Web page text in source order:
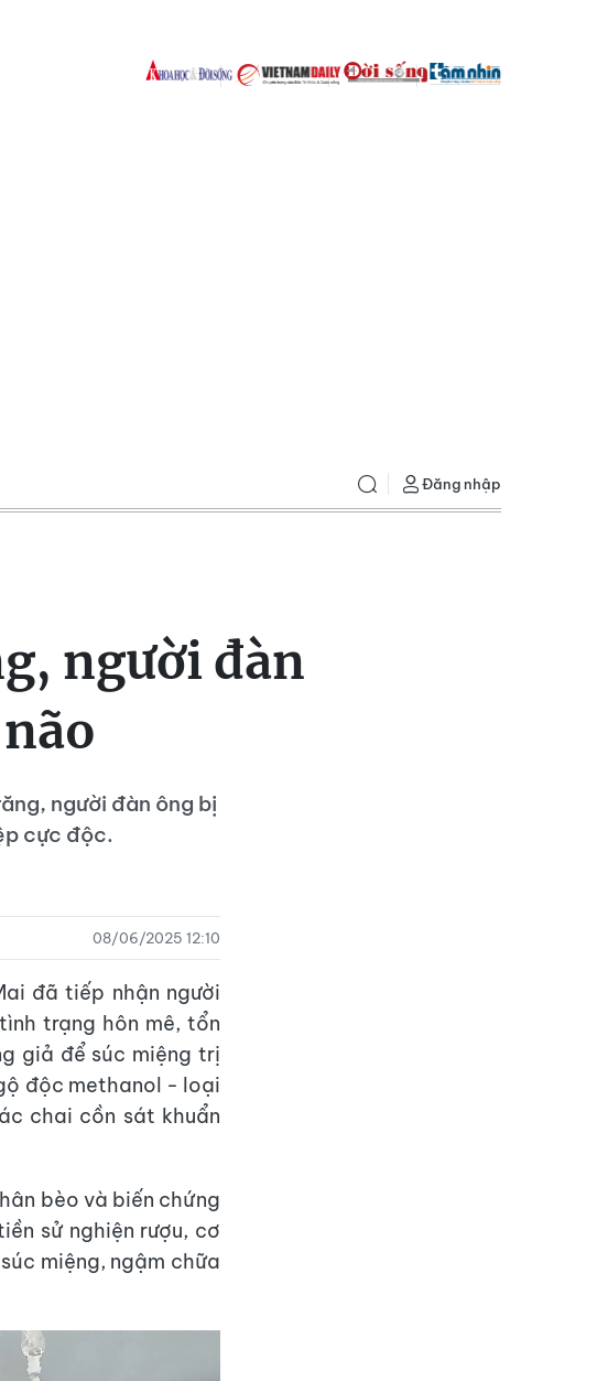
Đăng nhập
người đàn
người đàn ông bị
cực độc.
08/06/2025 12:10
đã tiếp nhận người
trạng hôn mê, tổn
giả để súc miệng trị
độc methanol - loại
chai cồn sát khuẩn
bèo và biến chứng
sử nghiện rượu, cơ
miệng, ngậm chữa